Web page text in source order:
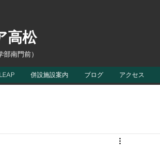
高松
南門前）
併設施設案内 ブログ アクセス